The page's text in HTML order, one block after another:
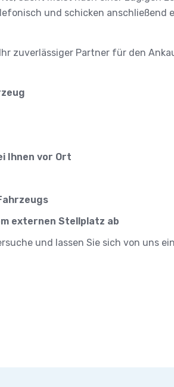
und schicken
zuverlässiger Partner für den
Ihnen vor Ort
externen Stellplatz ab
und lassen Sie sich von uns